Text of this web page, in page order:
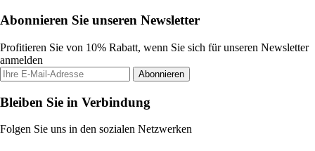
Abonnieren Sie unseren Newsletter
Profitieren Sie von 10% Rabatt, wenn Sie sich für unseren Newsletter
anmelden
Abonnieren
Bleiben Sie in Verbindung
Folgen Sie uns in den sozialen Netzwerken